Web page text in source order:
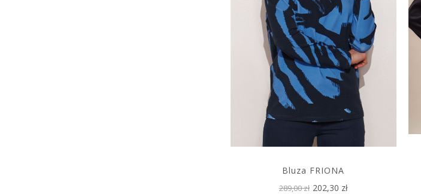
Bluza FRIONA
289,00 zł 202,30 zł